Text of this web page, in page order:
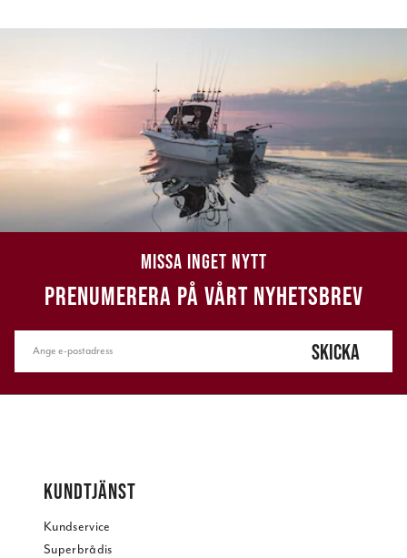
MISSA INGET NYTT
PRENUMERERA PÅ VÅRT NYHETSBREV
SKICKA
KUNDTJÄNST
Kundservice
Superbrådis